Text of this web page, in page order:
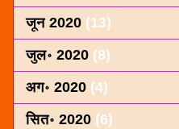
जून 2020 (13)
जुल॰ 2020 (8)
अग॰ 2020 (4)
सित॰ 2020 (6)